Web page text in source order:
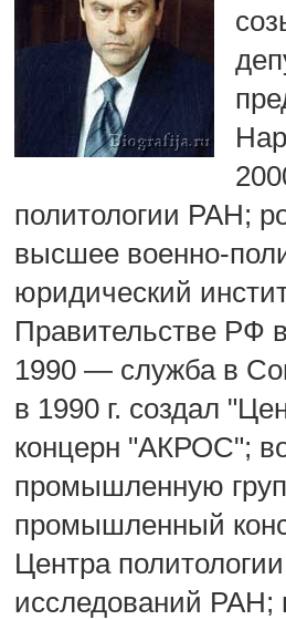
политологии РАН;
высшее военно-
юридический
Правительстве РФ
1990 — служба в
в 1990 г. создал
концерн "АКРОС";
промышленную
промышленный
Центра
исследований РАН;